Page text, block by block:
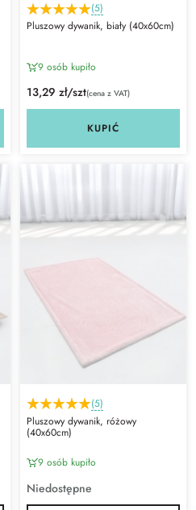
(5)
Pluszowy dywanik, biały (40x60cm)
9 osób kupiło
13,29 zł/szt(cena z VAT)
KUPIĆ
(5)
Pluszowy dywanik, różowy
(40x60cm)
9 osób kupiło
Niedostępne